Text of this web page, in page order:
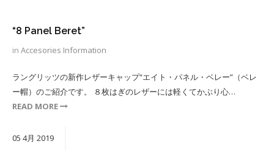
“8 Panel Beret”
in Accesories Information
ラングリッツの新作レザーキャップ“エイト・パネル・ベレー”（ベレ
ー帽）のご紹介です。 ８枚はぎのレザーには軽くてかぶり心…
READ MORE
05 4月 2019